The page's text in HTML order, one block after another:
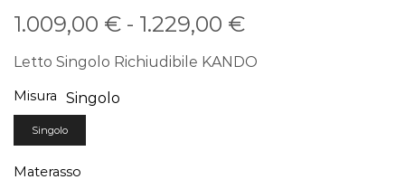
1.009,00 € - 1.229,00 €Fascia
di
Letto Singolo Richiudibile KANDO
Misura Singolo
Singolo
Materasso